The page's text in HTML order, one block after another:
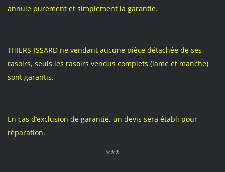
annule purement et simplement la garantie.
THIERS-ISSARD ne vendant aucune pièce détachée de ses
rasoirs, seuls les rasoirs vendus complets (lame et manche)
sont garantis.
En cas d’exclusion de garantie, un devis sera établi pour
réparation.
***